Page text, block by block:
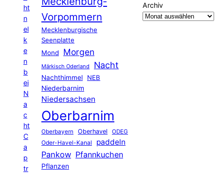
ht
n
el
k
e
n
b
ei
N
a
c
ht
C
a
p
tr
Vorpommern
Mecklenburgische
Seenplatte
Mond
Morgen
Märkisch Oderland Nacht
Nachthimmel
NEB
Niederbarnim
Niedersachsen
Oberbarnim
Oberbayern Oberhavel ODEG
Oder-Havel-Kanal paddeln
Pankow Pfannkuchen
Pflanzen
Archiv